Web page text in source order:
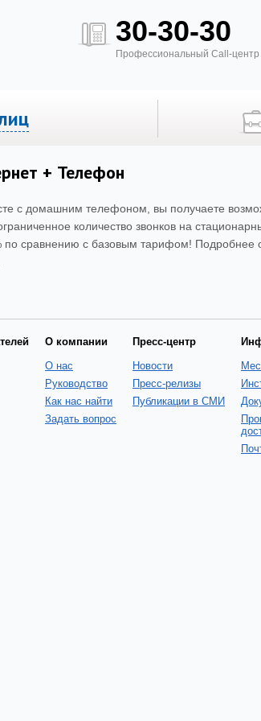
30-30-30
Профессиональный Call-центр
ТВ «Билайн» Тех. возможность для
+ Телефон
с домашним телефоном, вы получаете
количество звонков на
по сравнению с базовым тарифом! Подробнее
О компании
О нас
Руководство
Как нас найти
Задать вопрос
Пресс-центр
Новости
Пресс-релизы
Публикации в СМИ